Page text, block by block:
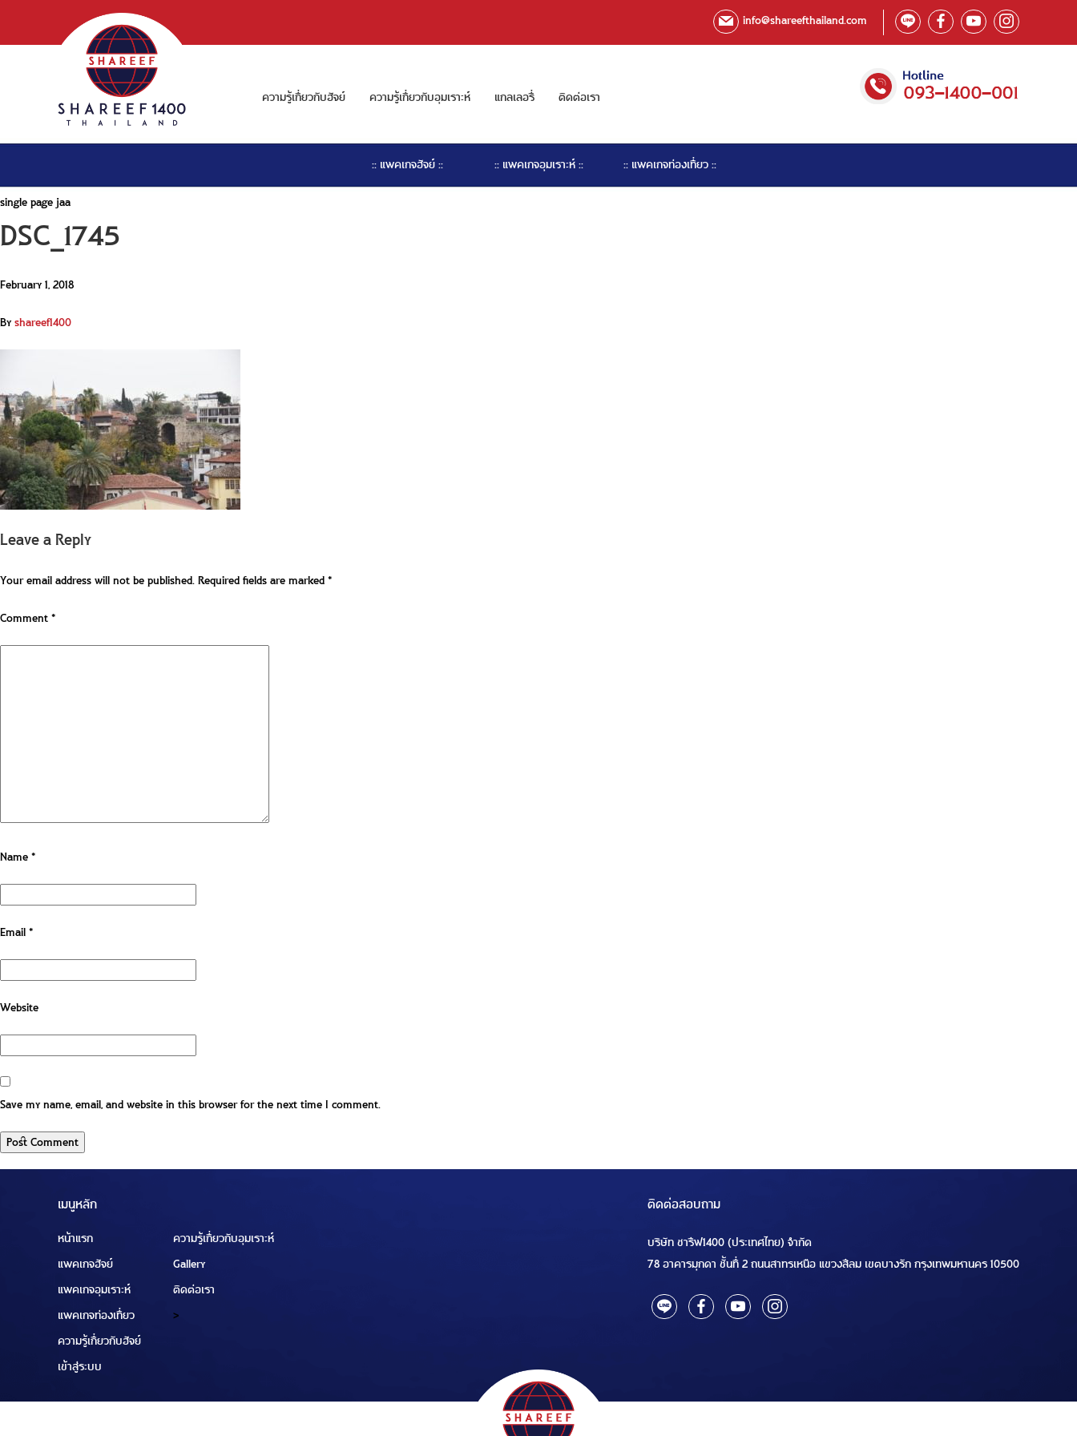
info@shareefthailand.com
ความรู้เกี่ยวกับฮัจย์ ความรู้เกี่ยวกับอุมเราะห์ แกลเลอรี่ ติดต่อเรา
:: แพคเกจฮัจย์ :: :: แพคเกจอุมเราะห์ :: :: แพคเกจท่องเที่ยว ::
single page jaa
DSC_1745
February 1, 2018
Byshareef1400
Leave a Reply
Your email address will not be published.Required fields are marked*
Comment*
Name*
Email*
Website
Save my name, email, and website in this browser for the next time I comment.
เมนูหลัก
หน้าแรก
แพคเกจฮัจย์
แพคเกจอุมเราะห์
แพคเกจท่องเที่ยว
ความรู้เกี่ยวกับฮัจย์
เข้าสู่ระบบ
ความรู้เกี่ยวกับอุมเราะห์
Gallery
ติดต่อเรา
>
ติดต่อสอบถาม
บริษัท ชารีฟ1400 (ประเทศไทย) จำกัด
78 อาคารมุกดา ชั้นที่ 2 ถนนสาทรเหนือ แขวงสีลม เขตบางรัก กรุงเทพมหานคร 10500